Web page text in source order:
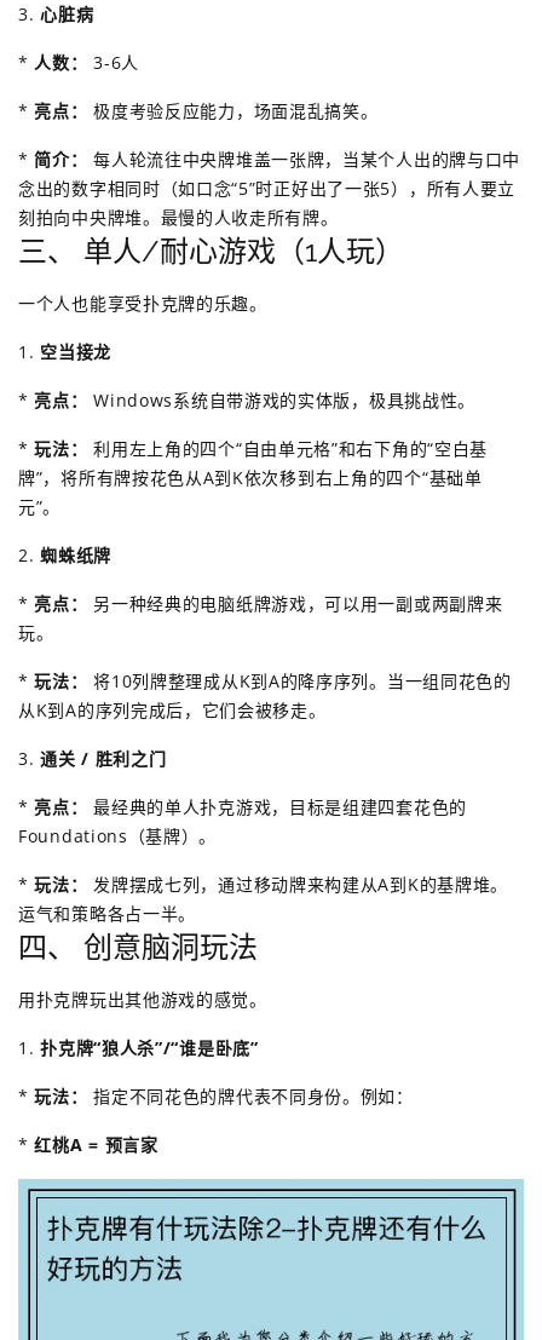
3.心脏病
* 人数： 3-6人
*亮点： 极度考验反应能力，场面混乱搞笑。
*简介：
每人轮流往中央牌堆盖一张牌，当某个人出的牌与口中
念出的数字相同时（如口念“5”时正好出了一张5），所有人要立
刻拍向中央牌堆。最慢的人收走所有牌。
三、 单人/耐心游戏（1人玩）
一个人也能享受扑克牌的乐趣。
1. 空当接龙
*亮点： Windows系统自带游戏的实体版，极具挑战性。
*玩法：
利用左上角的四个“自由单元格”和右下角的“空白基
牌”，将所有牌按花色从A到K依次移到右上角的四个“基础单
元”。
2. 蜘蛛纸牌
*亮点：
另一种经典的电脑纸牌游戏，可以用一副或两副牌来
玩。
*玩法：
将10列牌整理成从K到A的降序序列。当一组同花色的
从K到A的序列完成后，它们会被移走。
3.通关 / 胜利之门
*亮点：
最经典的单人扑克游戏，目标是组建四套花色的
Foundations（基牌）。
*玩法：
发牌摆成七列，通过移动牌来构建从A到K的基牌堆。
运气和策略各占一半。
四、 创意脑洞玩法
用扑克牌玩出其他游戏的感觉。
1.扑克牌“狼人杀”/“谁是卧底”
*玩法： 指定不同花色的牌代表不同身份。例如：
*红桃A = 预言家